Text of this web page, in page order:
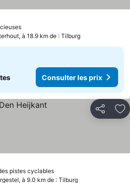
à 18.9 km de : Tilburg
Consulter les prix
Partager
pistes cyclables
à 9.0 km de : Tilburg